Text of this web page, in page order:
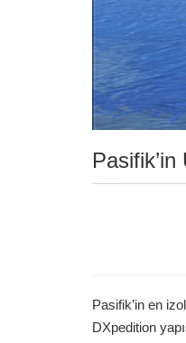
Pasifik’in en
DXpedition